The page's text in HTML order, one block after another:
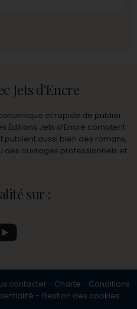
Jets d'Encre
et rapide de publier
Éditions Jets d’Encre comptent
publient aussi bien des romans,
des ouvrages professionnels et
sur :
contacter - Charte - Conditions
- Gestion des cookies